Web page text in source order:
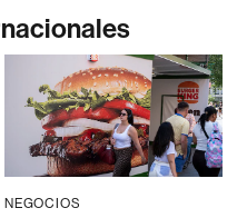
NEGOCIOS